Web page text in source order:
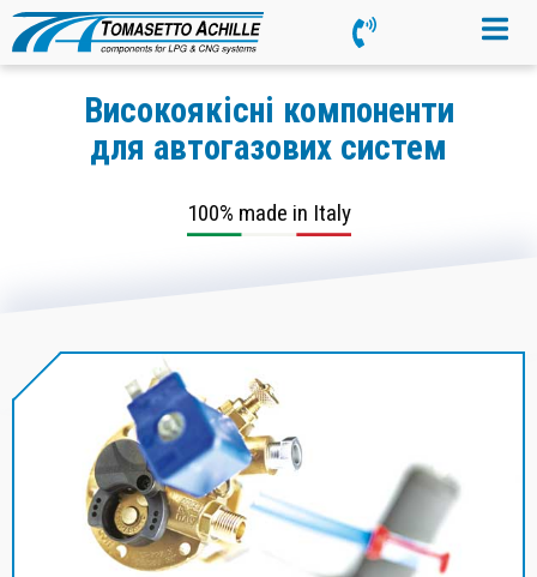
Високоякісні компоненти
для автогазових систем
100% made in Italy